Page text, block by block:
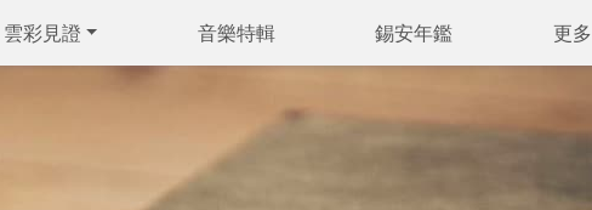
雲彩見證 音樂特輯 錫安年鑑 更多